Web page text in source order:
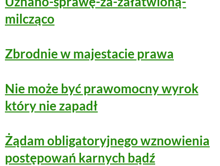
milcząco
Zbrodnie w majestacie prawa
Nie może być prawomocny wyrok
który nie zapadł
Żądam obligatoryjnego wznowienia
postępowań karnych bądź